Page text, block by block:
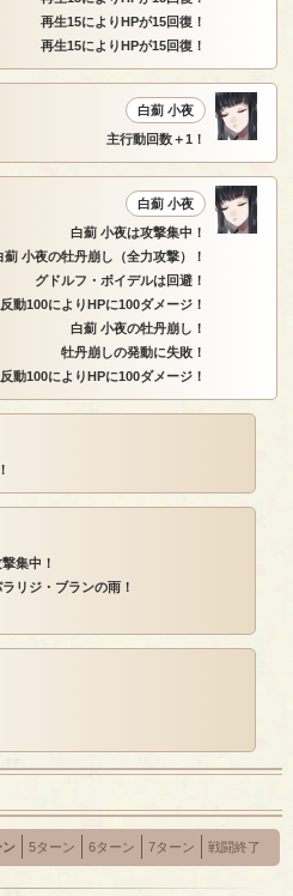
再生15によりHPが15回復！
再生15によりHPが15回復！
白薊 小夜
主行動回数＋1！
白薊 小夜
白薊 小夜は攻撃集中！
薊 小夜の牡丹崩し（全力攻撃）！
グドルフ・ボイデルは回避！
反動100によりHPに100ダメージ！
白薊 小夜の牡丹崩し！
牡丹崩しの発動に失敗！
反動100によりHPに100ダメージ！
集中！
リジ・ブランの雨！
ン 5ターン 6ターン 7ターン 戦闘終了